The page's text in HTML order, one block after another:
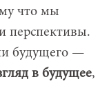
что мы
перспективы.
будущего —
в будущее,